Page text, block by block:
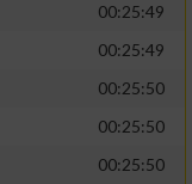
00:25:49
00:25:49
00:25:50
00:25:50
00:25:50